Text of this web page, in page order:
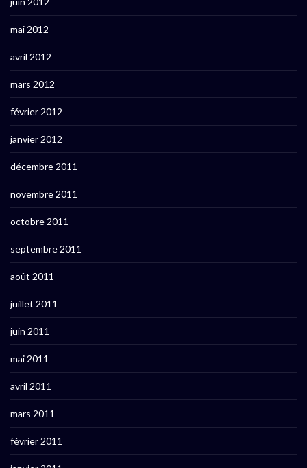
mai 2012
avril 2012
mars 2012
février 2012
janvier 2012
décembre 2011
novembre 2011
octobre 2011
septembre 2011
août 2011
juillet 2011
juin 2011
mai 2011
avril 2011
mars 2011
février 2011